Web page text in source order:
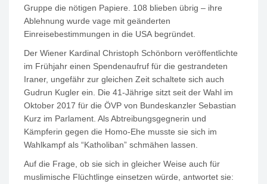
Gruppe die nötigen Papiere. 108 blieben übrig – ihre
Ablehnung wurde vage mit geänderten
Einreisebestimmungen in die USA begründet.
Der Wiener Kardinal Christoph Schönborn veröffentlichte
im Frühjahr einen Spendenaufruf für die gestrandeten
Iraner, ungefähr zur gleichen Zeit schaltete sich auch
Gudrun Kugler ein. Die 41-Jährige sitzt seit der Wahl im
Oktober 2017 für die ÖVP von Bundeskanzler Sebastian
Kurz im Parlament. Als Abtreibungsgegnerin und
Kämpferin gegen die Homo-Ehe musste sie sich im
Wahlkampf als “Katholiban” schmähen lassen.
Auf die Frage, ob sie sich in gleicher Weise auch für
muslimische Flüchtlinge einsetzen würde, antwortet sie: